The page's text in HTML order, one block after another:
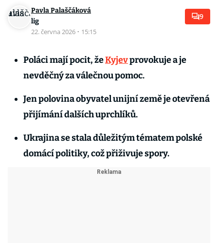
Pavla Palaščáková
lig
22. června 2026 · 15:15
9
Poláci mají pocit, žeKyjevprovokuje a je
nevděčný za válečnou pomoc.
Jen polovina obyvatel unijní země je otevřená
přijímání dalších uprchlíků.
Ukrajina se stala důležitým tématem polské
domácí politiky, což přiživuje spory.